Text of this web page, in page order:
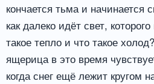
кончается тьма и начинается
как далеко идёт свет,
такое тепло и что такое
ящерица в это время
когда снег ещё лежит кругом